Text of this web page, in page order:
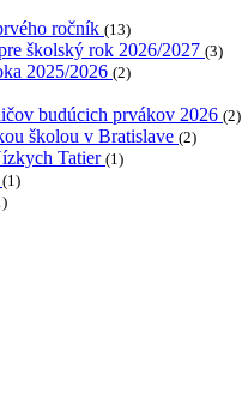
ročník (13)
školský rok 2026/2027 (3)
2025/2026 (2)
budúcich prvákov 2026 (2)
školou v Bratislave (2)
Tatier (1)
(1)